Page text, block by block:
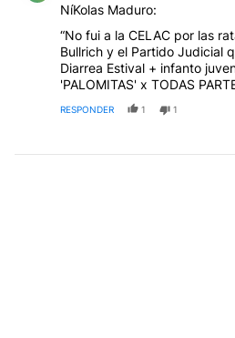
NíKolas Maduro:
“No fui a la CELAC por las
Bullrich y el Partido Judicial
Diarrea Estival + infanto
'PALOMITAS' x TODAS
RESPONDER 1 1